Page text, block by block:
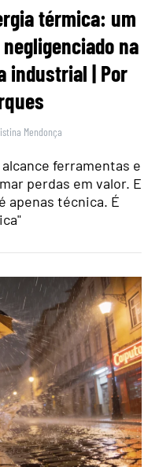
térmica: um
na
industrial | Por
Mendonça
ferramentas e
perdas em valor. E
apenas técnica. É